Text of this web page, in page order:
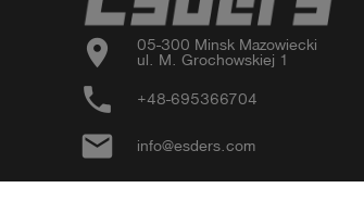
location_on
05-300 Minsk Mazowiecki
ul. M. Grochowskiej 1
phone +48-695366704
email info@esders.com